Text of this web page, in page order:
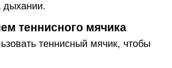
дыхании.
теннисного мячика
теннисный мячик, чтобы